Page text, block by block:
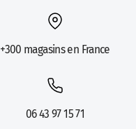
+300 magasins en France
06 43 97 15 71